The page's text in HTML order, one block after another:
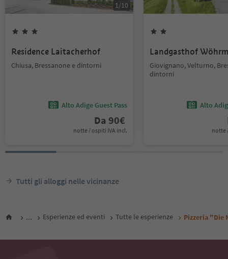
1/10
Residence Laitacherhof
Chiusa, Bressanone e dintorni
Alto Adige Guest Pass
Da 90€
notte / ospiti IVA incl.
Landgasthof
Giovignano, Velturno,
dintorni
Alto
notte
Tutti gli alloggi nelle vicinanze
... Esperienze ed eventi Tutte le esperienze Pizzeria "Die